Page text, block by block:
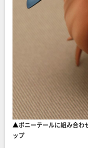
▲ポニーテールに組み合わ
ップ